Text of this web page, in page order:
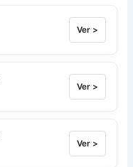
Ver >
Ver >
Ver >